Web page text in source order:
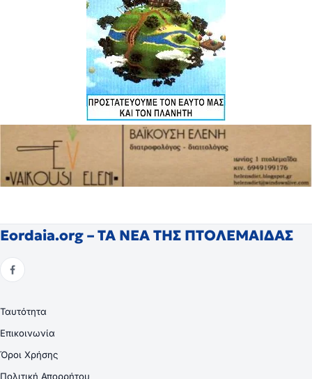
Eordaia.org – ΤΑ ΝΕΑ ΤΗΣ ΠΤΟΛΕΜΑΙΔΑΣ
Ταυτότητα
Επικοινωνία
Όροι Χρήσης
Πολιτική Απορρήτου